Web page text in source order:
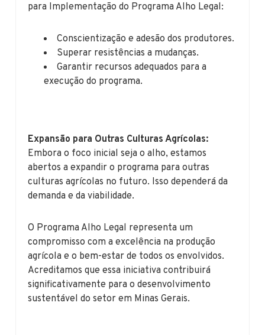
para Implementação do Programa Alho Legal:
Conscientização e adesão dos produtores.
Superar resistências a mudanças.
Garantir recursos adequados para a
execução do programa.
Expansão para Outras Culturas Agrícolas:
Embora o foco inicial seja o alho, estamos
abertos a expandir o programa para outras
culturas agrícolas no futuro. Isso dependerá da
demanda e da viabilidade.
O Programa Alho Legal representa um
compromisso com a excelência na produção
agrícola e o bem-estar de todos os envolvidos.
Acreditamos que essa iniciativa contribuirá
significativamente para o desenvolvimento
sustentável do setor em Minas Gerais.